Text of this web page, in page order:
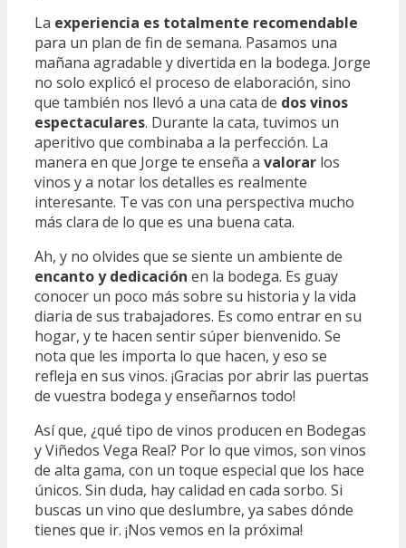
La experiencia es totalmente recomendable
para un plan de fin de semana. Pasamos una
mañana agradable y divertida en la bodega. Jorge
no solo explicó el proceso de elaboración, sino
que también nos llevó a una cata de dos vinos
espectaculares. Durante la cata, tuvimos un
aperitivo que combinaba a la perfección. La
manera en que Jorge te enseña a valorar los
vinos y a notar los detalles es realmente
interesante. Te vas con una perspectiva mucho
más clara de lo que es una buena cata.
Ah, y no olvides que se siente un ambiente de
encanto y dedicación en la bodega. Es guay
conocer un poco más sobre su historia y la vida
diaria de sus trabajadores. Es como entrar en su
hogar, y te hacen sentir súper bienvenido. Se
nota que les importa lo que hacen, y eso se
refleja en sus vinos. ¡Gracias por abrir las puertas
de vuestra bodega y enseñarnos todo!
Así que, ¿qué tipo de vinos producen en Bodegas
y Viñedos Vega Real? Por lo que vimos, son vinos
de alta gama, con un toque especial que los hace
únicos. Sin duda, hay calidad en cada sorbo. Si
buscas un vino que deslumbre, ya sabes dónde
tienes que ir. ¡Nos vemos en la próxima!